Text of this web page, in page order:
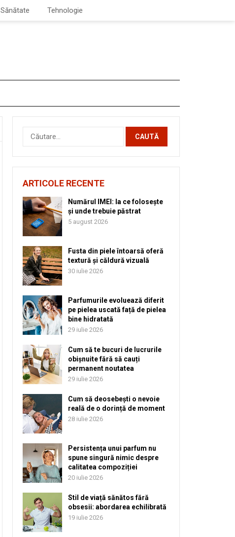
Sănătate Tehnologie
Caută
după:
ARTICOLE RECENTE
Numărul IMEI: la ce folosește
și unde trebuie păstrat
5 august 2026
Fusta din piele întoarsă oferă
textură și căldură vizuală
30 iulie 2026
Parfumurile evoluează diferit
pe pielea uscată față de pielea
bine hidratată
29 iulie 2026
Cum să te bucuri de lucrurile
obișnuite fără să cauți
permanent noutatea
29 iulie 2026
Cum să deosebești o nevoie
reală de o dorință de moment
28 iulie 2026
Persistența unui parfum nu
spune singură nimic despre
calitatea compoziției
20 iulie 2026
Stil de viață sănătos fără
obsesii: abordarea echilibrată
19 iulie 2026